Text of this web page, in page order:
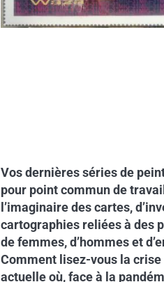
Vos dernières séries de
pour point commun de
l’imaginaire des cartes,
cartographies reliées à des
de femmes, d’hommes et
Comment lisez-vous la
actuelle où, face à la